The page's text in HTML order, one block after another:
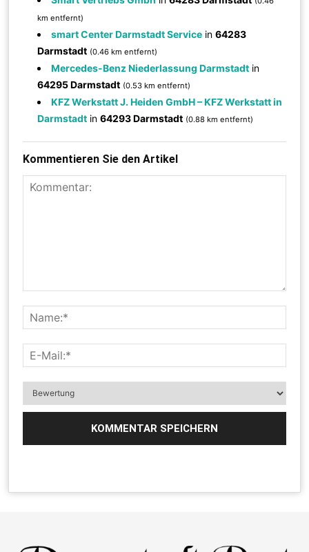
km entfernt)
smart Center Darmstadt Service in64283
Darmstadt (0.46 km entfernt)
Mercedes-Benz Niederlassung Darmstadt in
64295 Darmstadt (0.53 km entfernt)
KFZ Werkstatt J. Heiden GmbH – KFZ Werkstatt in
Darmstadt in64293 Darmstadt (0.88 km entfernt)
Kommentieren Sie den Artikel